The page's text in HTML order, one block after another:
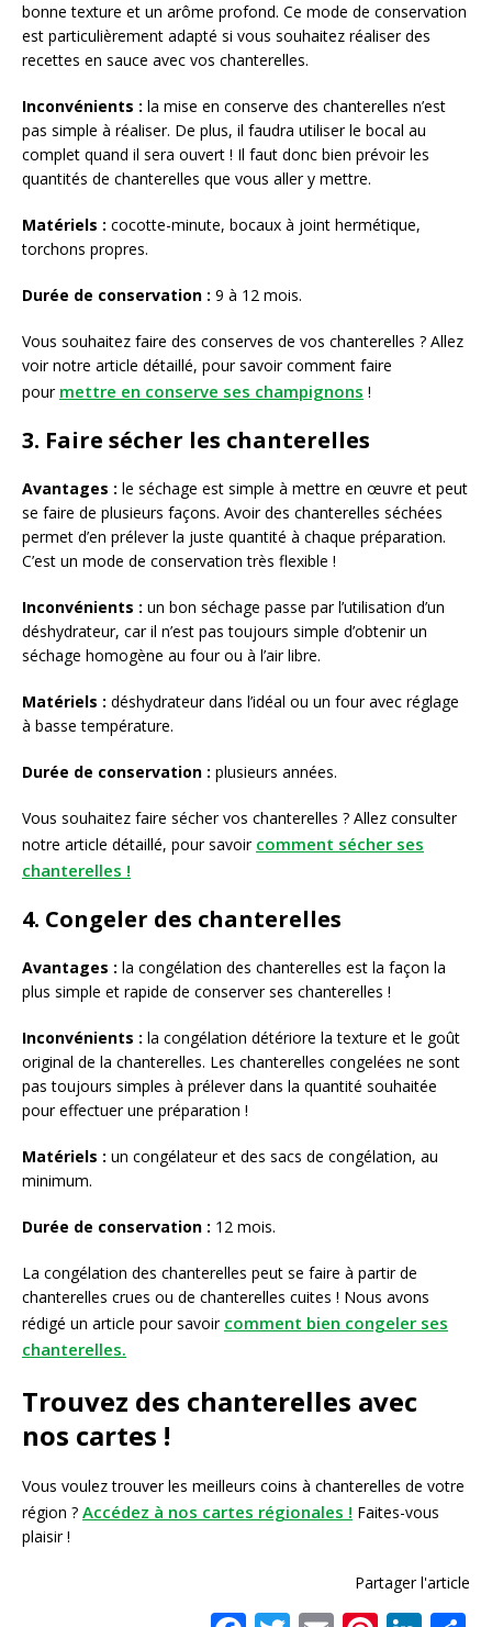
bonne texture et un arôme profond. Ce mode de conservation
est particulièrement adapté si vous souhaitez réaliser des
recettes en sauce avec vos chanterelles.
Inconvénients : la mise en conserve des chanterelles n’est
pas simple à réaliser. De plus, il faudra utiliser le bocal au
complet quand il sera ouvert ! Il faut donc bien prévoir les
quantités de chanterelles que vous aller y mettre.
Matériels : cocotte-minute, bocaux à joint hermétique,
torchons propres.
Durée de conservation : 9 à 12 mois.
Vous souhaitez faire des conserves de vos chanterelles ? Allez
voir notre article détaillé, pour savoir comment faire
pour mettre en conserve ses champignons !
3. Faire sécher les chanterelles
Avantages : le séchage est simple à mettre en œuvre et peut
se faire de plusieurs façons. Avoir des chanterelles séchées
permet d’en prélever la juste quantité à chaque préparation.
C’est un mode de conservation très flexible !
Inconvénients : un bon séchage passe par l’utilisation d’un
déshydrateur, car il n’est pas toujours simple d’obtenir un
séchage homogène au four ou à l’air libre.
Matériels : déshydrateur dans l’idéal ou un four avec réglage
à basse température.
Durée de conservation : plusieurs années.
Vous souhaitez faire sécher vos chanterelles ? Allez consulter
notre article détaillé, pour savoir comment sécher ses
chanterelles !
4. Congeler des chanterelles
Avantages : la congélation des chanterelles est la façon la
plus simple et rapide de conserver ses chanterelles !
Inconvénients : la congélation détériore la texture et le goût
original de la chanterelles. Les chanterelles congelées ne sont
pas toujours simples à prélever dans la quantité souhaitée
pour effectuer une préparation !
Matériels : un congélateur et des sacs de congélation, au
minimum.
Durée de conservation : 12 mois.
La congélation des chanterelles peut se faire à partir de
chanterelles crues ou de chanterelles cuites ! Nous avons
rédigé un article pour savoir comment bien congeler ses
chanterelles.
Trouvez des chanterelles avec
nos cartes !
Vous voulez trouver les meilleurs coins à chanterelles de votre
région ? Accédez à nos cartes régionales ! Faites-vous
plaisir !
Partager l'article